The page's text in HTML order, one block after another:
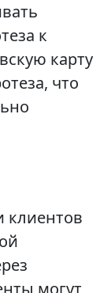
к
карту
что
клиентов